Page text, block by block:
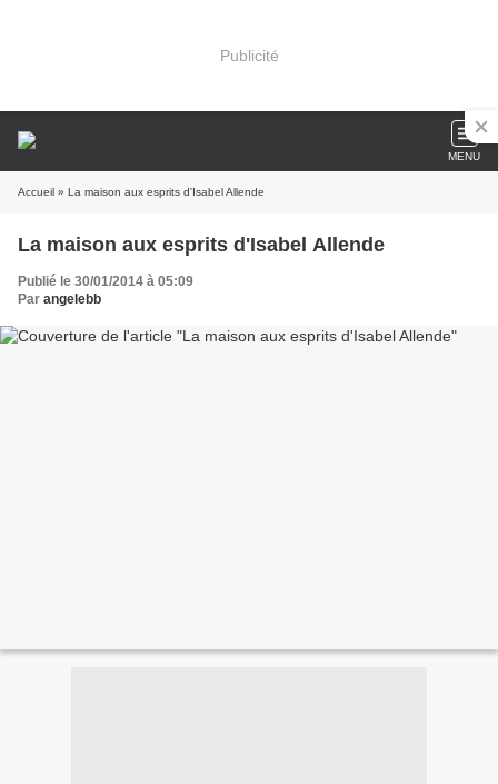
Publicité
MENU
Accueil » La maison aux esprits d'Isabel Allende
La maison aux esprits d'Isabel Allende
Publié le 30/01/2014 à 05:09
Par angelebb